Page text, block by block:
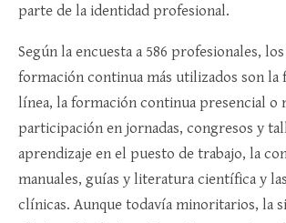
parte de la identidad profesional.​
Según la encuesta a 586 profesionales,
formación continua más utilizados son la
línea, la formación continua presencial o
participación en jornadas, congresos y
aprendizaje en el puesto de trabajo, la
manuales, guías y literatura científica y
clínicas. Aunque todavía minoritarios, la